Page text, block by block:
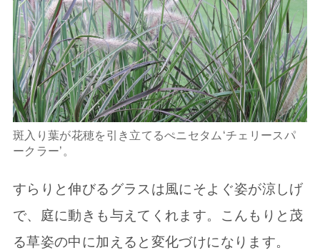
斑入り葉が花穂を引き立てるぺニセタム‘チェリースパ
ークラー’。
すらりと伸びるグラスは風にそよぐ姿が涼しげ
で、庭に動きも与えてくれます。こんもりと茂
る草姿の中に加えると変化づけになります。